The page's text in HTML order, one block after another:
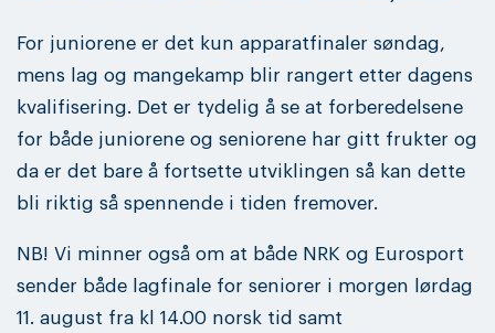
For juniorene er det kun apparatfinaler søndag,
mens lag og mangekamp blir rangert etter dagens
kvalifisering. Det er tydelig å se at forberedelsene
for både juniorene og seniorene har gitt frukter og
da er det bare å fortsette utviklingen så kan dette
bli riktig så spennende i tiden fremover.
NB! Vi minner også om at både NRK og Eurosport
sender både lagfinale for seniorer i morgen lørdag
11. august fra kl 14.00 norsk tid samt